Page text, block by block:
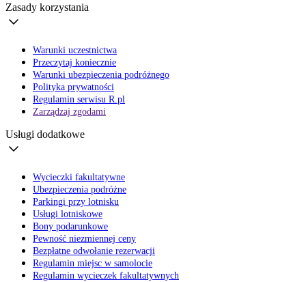
Zasady korzystania
Warunki uczestnictwa
Przeczytaj koniecznie
Warunki ubezpieczenia podróżnego
Polityka prywatności
Regulamin serwisu R.pl
Zarządzaj zgodami
Usługi dodatkowe
Wycieczki fakultatywne
Ubezpieczenia podróżne
Parkingi przy lotnisku
Usługi lotniskowe
Bony podarunkowe
Pewność niezmiennej ceny
Bezpłatne odwołanie rezerwacji
Regulamin miejsc w samolocie
Regulamin wycieczek fakultatywnych